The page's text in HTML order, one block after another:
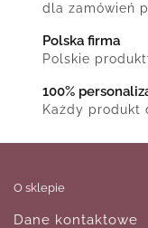
dla zamówień
Polska firma
Polskie
100%
Każdy produkt
O sklepie
Dane kontaktowe